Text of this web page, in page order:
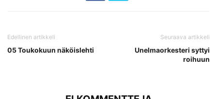
Edellinen artikkeli
05 Toukokuun näköislehti
Seuraava artikkeli
Unelmaorkesteri syttyi
roihuun